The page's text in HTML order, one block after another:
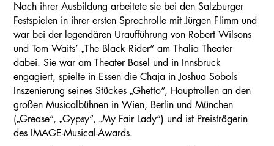
Nach ihrer Ausbildung arbeitete sie bei den Salzburger
Festspielen in ihrer ersten Sprechrolle mit Jürgen Flimm und
war bei der legendären Uraufführung von Robert Wilsons
und Tom Waits’ „The Black Rider“ am Thalia Theater
dabei. Sie war am Theater Basel und in Innsbruck
engagiert, spielte in Essen die Chaja in Joshua Sobols
Inszenierung seines Stückes „Ghetto“, Hauptrollen an den
großen Musicalbühnen in Wien, Berlin und München
(„Grease“, „Gypsy“, „My Fair Lady“) und ist Preisträgerin
des IMAGE-Musical-Awards.